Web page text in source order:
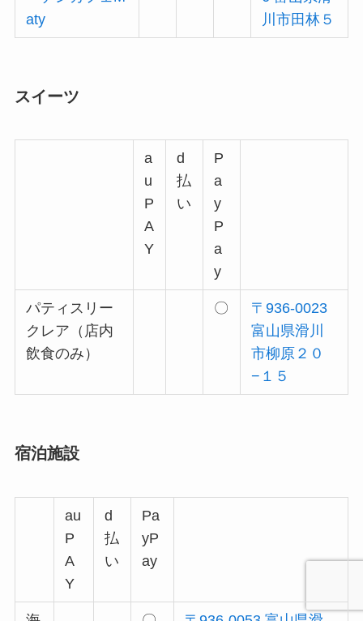
aty
川市田林５
スイーツ
a
u
P
A
Y
d
払
い
P
a
y
P
a
y
パティスリー
クレア（店内
飲食のみ）
〇
〒936-0023
富山県滑川
市柳原２０
−１５
宿泊施設
au
P
A
Y
d
払
い
Pa
yP
ay